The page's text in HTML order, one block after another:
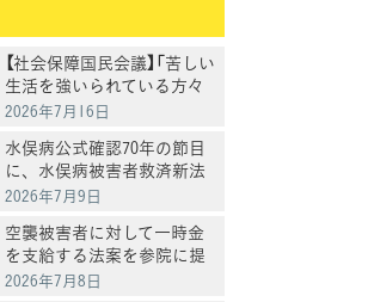
【社会保障国民会議】「苦しい
生活を強いられている方々
が除外される案には賛成で
新たな給付措置について―
2026年7月16日
水俣病公式確認70年の節目
に、水俣病被害者救済新法
案提出
2026年7月9日
空襲被害者に対して一時金
を支給する法案を参院に提
出
2026年7月8日